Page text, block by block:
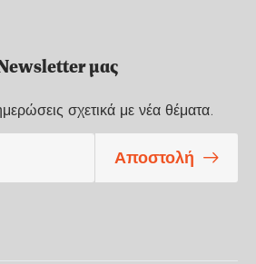
μας
σχετικά με νέα θέματα.
Αποστολή